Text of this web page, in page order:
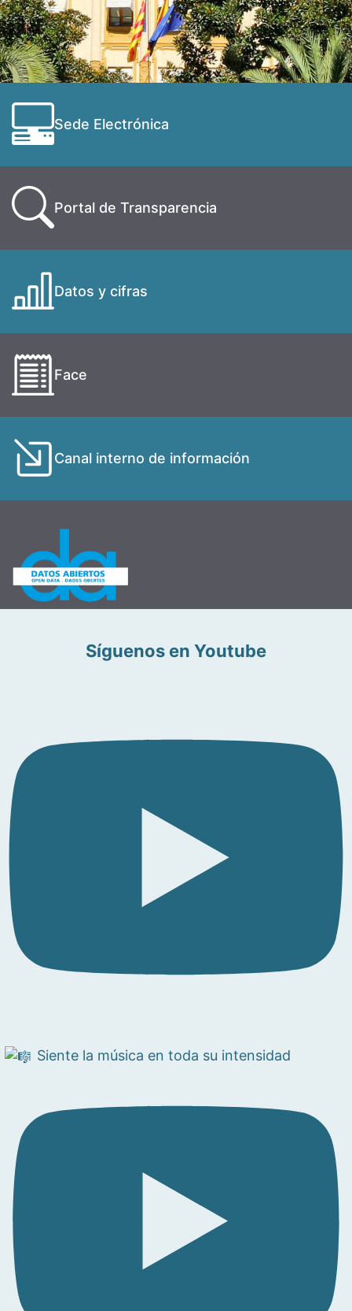
Sede Electrónica
Portal de Transparencia
Datos y cifras
Face
Canal interno de información
Síguenos en Youtube
Siente la música en toda su intensidad